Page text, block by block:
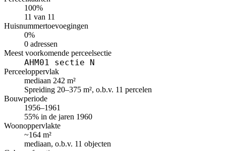
100%
11 van 11
Huisnummertoevoegingen
0%
0 adressen
Meest voorkomende perceelsectie
AHM01 sectie N
Perceeloppervlak
mediaan 242 m²
Spreiding 20–375 m², o.b.v. 11 percelen
Bouwperiode
1956–1961
55% in de jaren 1960
Woonoppervlakte
~164 m²
mediaan, o.b.v. 11 objecten